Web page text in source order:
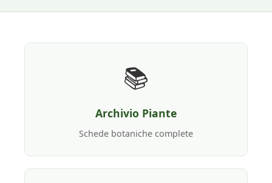
📚
Archivio Piante
Schede botaniche complete